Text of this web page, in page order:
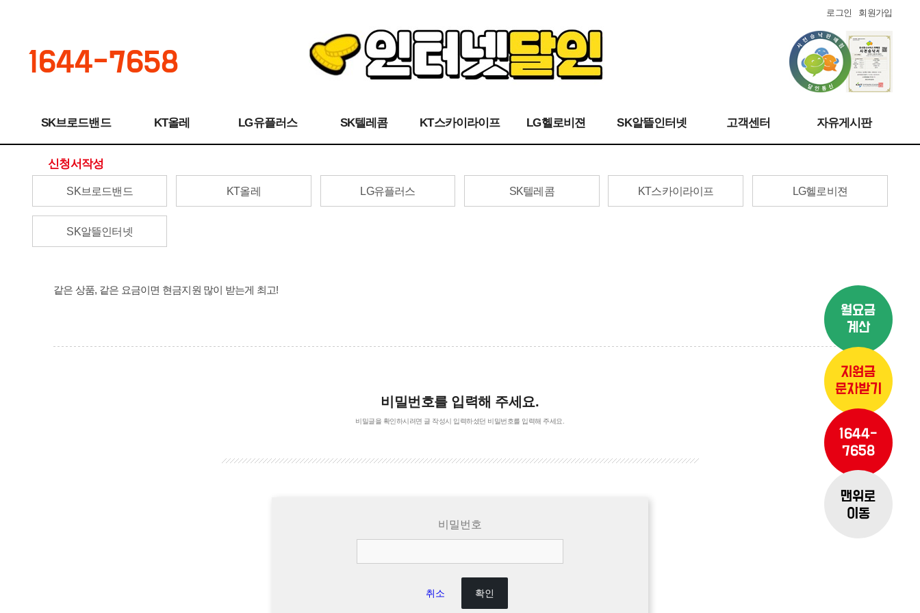
SK브로드밴드 KT올레 LG유플러스 SK텔레콤 KT스카이라이프 LG헬로비젼 SK알뜰인터넷 고객센터 자유게시판
신청서작성
로그인 회원가입
1644-7658
SK브로드밴드 KT올레 LG유플러스 SK텔레콤 KT스카이라이프 LG헬로비젼
SK알뜰인터넷
같은 상품, 같은 요금이면 현금지원 많이 받는게 최고!
비밀번호를 입력해 주세요.
비밀글을 확인하시려면 글 작성시 입력하셨던 비밀번호를 입력해 주세요.
비밀번호
취소
월요금
계산
지원금
문자받기
1644-
7658
맨위로
이동